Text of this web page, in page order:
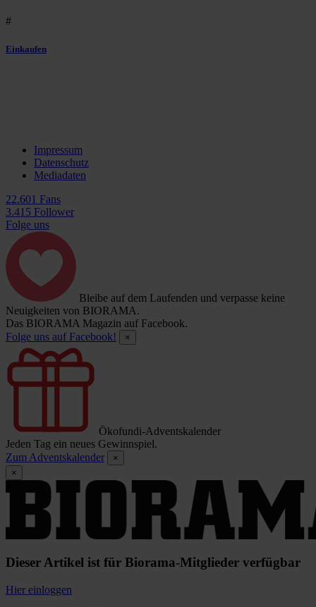
#
Einkaufen
Impressum
Datenschutz
Mediadaten
22.601 Fans
3.415 Follower
Folge uns
Bleibe auf dem Laufenden und verpasse keine
Neuigkeiten von BIORAMA.
Das BIORAMA Magazin auf Facebook.
Folge uns auf Facebook!
×
Ökofundi-Adventskalender
Jeden Tag ein neues Gewinnspiel.
Zum Adventskalender
×
×
Dieser Artikel ist für Biorama-Mitglieder verfügbar
Hier einloggen